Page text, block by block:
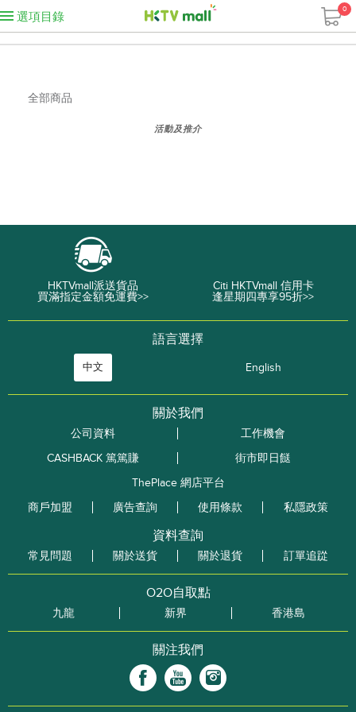
選項目錄
0
全部商品
活動及推介
HKTVmall派送貨品
買滿指定金額免運費>>
Citi HKTVmall 信用卡
逢星期四專享95折>>
語言選擇
中文 English
關於我們
公司資料
工作機會
CASHBACK 篤篤賺
街市即日餸
ThePlace 網店平台
商戶加盟
廣告查詢 使用條款 私隱政策
資料查詢
常見問題 關於送貨 關於退貨 訂單追踨
O2O自取點
九龍 新界 香港島
關注我們